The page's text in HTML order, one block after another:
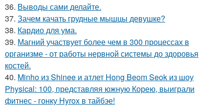
36. Выводы сами делайте.
37. Зачем качать грудные мышцы девушке?
38. Кардио для ума.
39. Магний участвует более чем в 300 процессах в
организме - от работы нервной системы до здоровья
костей.
40. Minho из Shinee и атлет Hong Beom Seok из шоу
Physical: 100, представляя южную Корею, выиграли
фитнес - гонку Hyrox в тайбэе!